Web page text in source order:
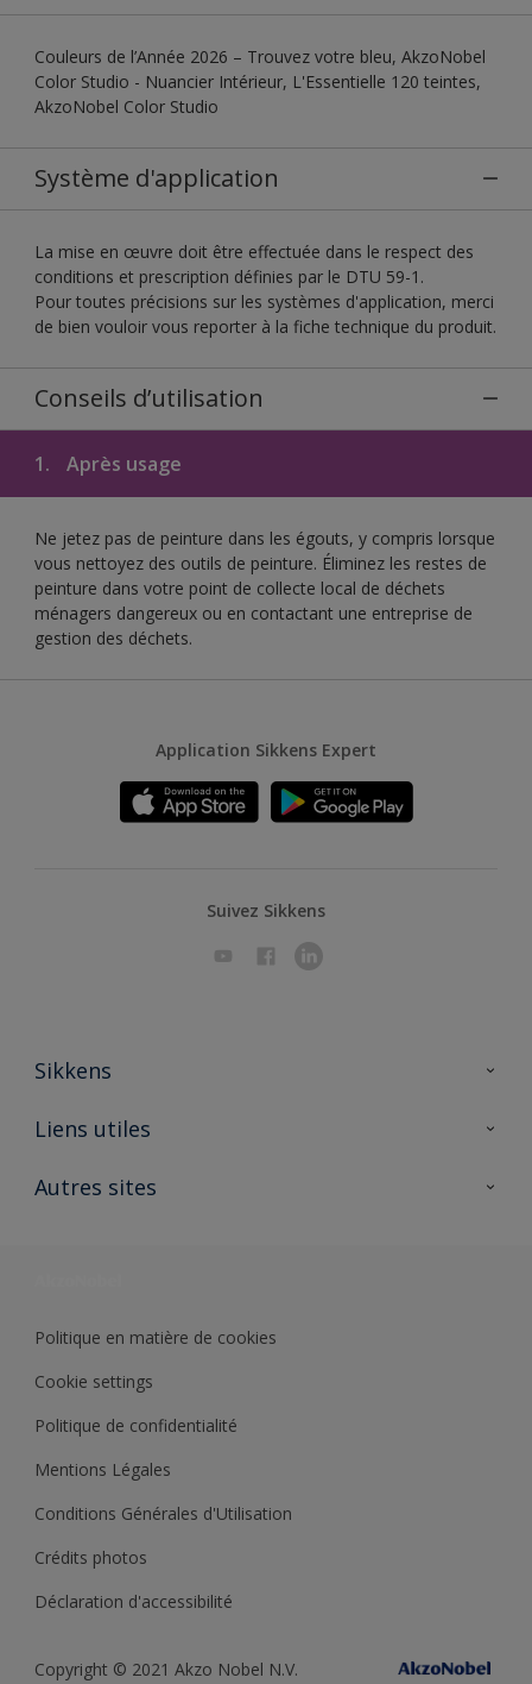
Couleurs de l’Année 2026 – Trouvez votre bleu, AkzoNobel
Color Studio - Nuancier Intérieur, L'Essentielle 120 teintes,
AkzoNobel Color Studio
Système d'application
La mise en œuvre doit être effectuée dans le respect des
conditions et prescription définies par le DTU 59-1.
Pour toutes précisions sur les systèmes d'application, merci
de bien vouloir vous reporter à la fiche technique du produit.
Conseils d’utilisation
1. Après usage
Ne jetez pas de peinture dans les égouts, y compris lorsque
vous nettoyez des outils de peinture. Éliminez les restes de
peinture dans votre point de collecte local de déchets
ménagers dangereux ou en contactant une entreprise de
gestion des déchets.
Application Sikkens Expert
Suivez Sikkens
Sikkens
A propos de Sikkens
Liens utiles
Ouvrir un magasin PASS
Autres sites
Politique en matière de cookies
Cookie settings
Politique de confidentialité
Mentions Légales
Conditions Générales d'Utilisation
Crédits photos
Déclaration d'accessibilité
Copyright © 2021 Akzo Nobel N.V.